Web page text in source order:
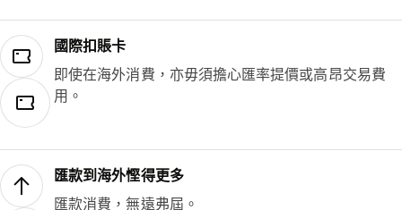
國際扣賬卡
即使在海外消費，亦毋須擔心匯率提價或高昂交易費
用。
匯款到海外慳得更多
匯款消費，無遠弗屆。